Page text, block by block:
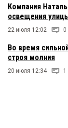
Компания
освещения
22 июля 12:02 0
Во время
строя молния
20 июля 12:34 1